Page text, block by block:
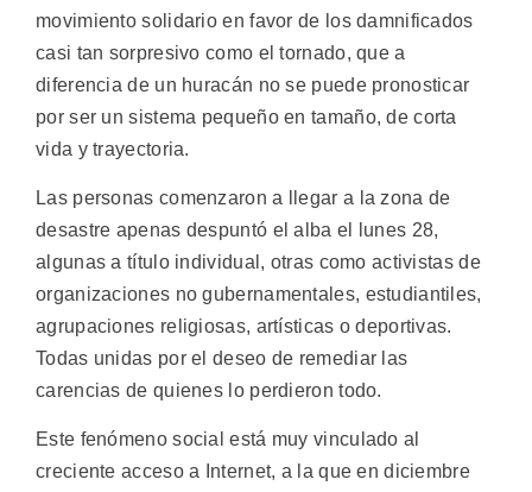
movimiento solidario en favor de los damnificados
casi tan sorpresivo como el tornado, que a
diferencia de un huracán no se puede pronosticar
por ser un sistema pequeño en tamaño, de corta
vida y trayectoria.
Las personas comenzaron a llegar a la zona de
desastre apenas despuntó el alba el lunes 28,
algunas a título individual, otras como activistas de
organizaciones no gubernamentales, estudiantiles,
agrupaciones religiosas, artísticas o deportivas.
Todas unidas por el deseo de remediar las
carencias de quienes lo perdieron todo.
Este fenómeno social está muy vinculado al
creciente acceso a Internet, a la que en diciembre